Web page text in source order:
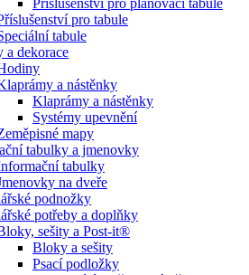
pro tabule
tabule
a dekorace
a nástěnky
Klaprámy a nástěnky
Systémy upevnění
mapy
tabulky a jmenovky
tabulky
na dveře
podnožky
potřeby a doplňky
sešity a Post-it®
Bloky a sešity
Psací podložky